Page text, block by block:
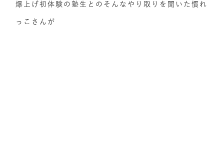
爆上げ初体験の塾生とのそんなやり取りを聞いた慣れ
っこさんが